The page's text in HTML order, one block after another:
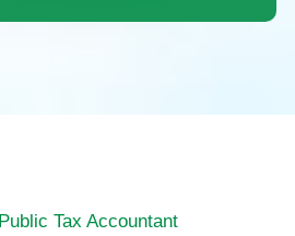
Tax Accountant